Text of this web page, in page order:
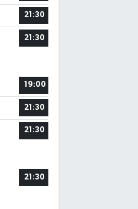
21:30
21:30
19:00
21:30
21:30
21:30